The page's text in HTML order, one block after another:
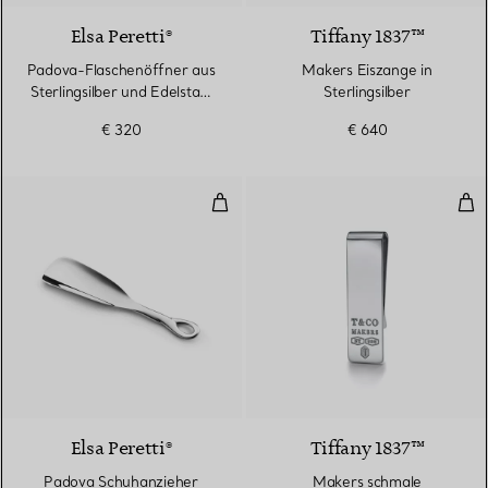
Elsa Peretti®
Padova-Flaschenöffner aus
Sterlingsilber und Edelstahl
Edelstahl
€ 320
Tiffany 1837™
Makers Eiszange in
Sterlingsilber
€ 640
Padova Schuhanzieher
Elsa Peretti®
Padova Schuhanzieher
Tiffany 1837™
Makers schmale